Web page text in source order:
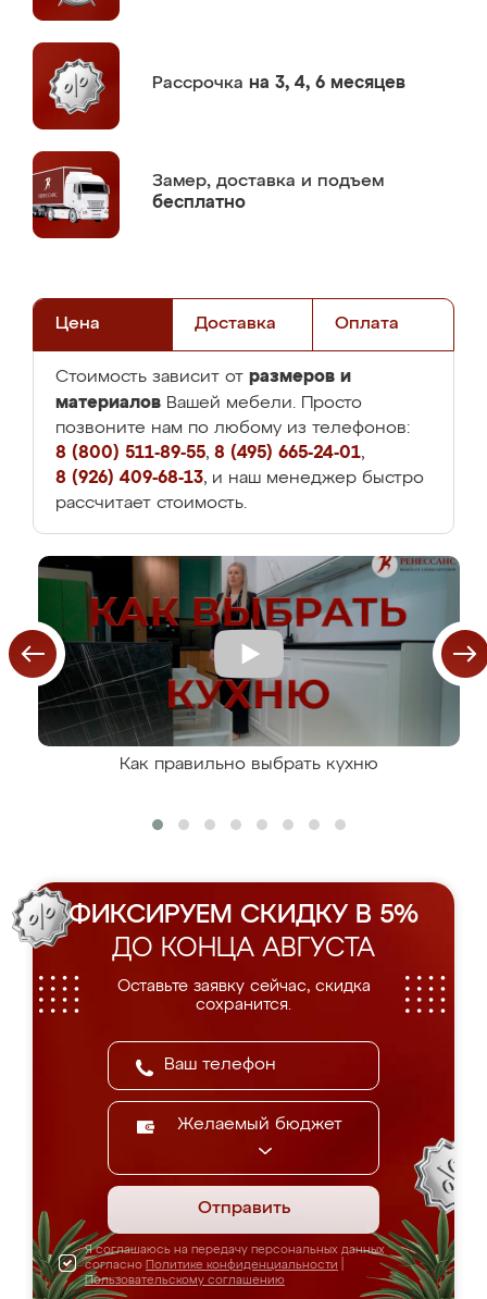
Рассрочка на 3, 4, 6 месяцев
Замер, доставка и подъем
бесплатно
Цена Доставка Оплата
Стоимость зависит от размеров и
материалов Вашей мебели. Просто
позвоните нам по любому из телефонов:
8 (800) 511-89-55, 8 (495) 665-24-01,
8 (926) 409-68-13, и наш менеджер быстро
рассчитает стоимость.
Как правильно выбрать кухню
ФИКСИРУЕМ СКИДКУ В 5%
ДО КОНЦА АВГУСТА
Оставьте заявку сейчас, скидка
сохранится.
Желаемый бюджет
Отправить
Я соглашаюсь на передачу персональных данных
согласно Политике конфиденциальности
Пользовательскому соглашению